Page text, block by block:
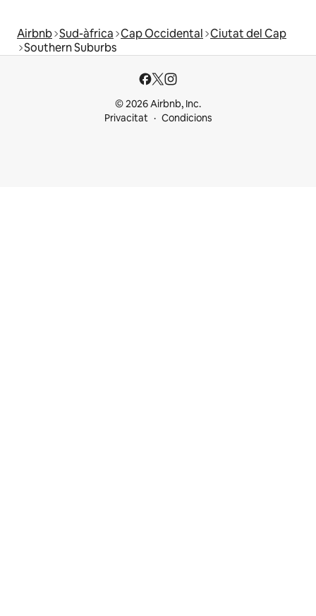
Airbnb Sud-àfrica Cap Occidental Ciutat del Cap
Southern Suburbs
© 2026 Airbnb, Inc.
Privacitat
Condicions